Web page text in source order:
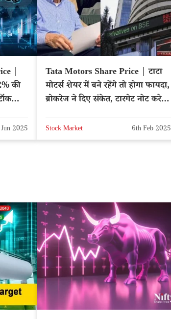
|
की
2025
Tata Motors Share Price | टाटा
मोटर्स शेयर में बने रहेंगे तो होगा फायदा,
ब्रोकरेज ने दिए संकेत, टारगेट नोट करे –
Stock Market 6th Feb 2025